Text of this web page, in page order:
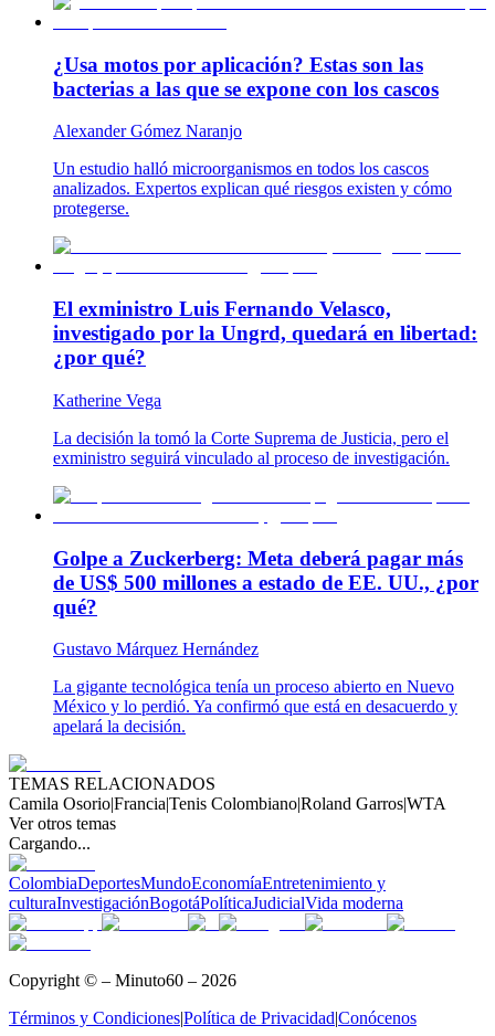
¿Usa motos por aplicación? Estas son las
bacterias a las que se expone con los cascos
Alexander Gómez Naranjo
Un estudio halló microorganismos en todos los cascos
analizados. Expertos explican qué riesgos existen y cómo
protegerse.
El exministro Luis Fernando Velasco,
investigado por la Ungrd, quedará en libertad:
¿por qué?
Katherine Vega
La decisión la tomó la Corte Suprema de Justicia, pero el
exministro seguirá vinculado al proceso de investigación.
Golpe a Zuckerberg: Meta deberá pagar más
de US$ 500 millones a estado de EE. UU., ¿por
qué?
Gustavo Márquez Hernández
La gigante tecnológica tenía un proceso abierto en Nuevo
México y lo perdió. Ya confirmó que está en desacuerdo y
apelará la decisión.
TEMAS RELACIONADOS
Camila Osorio|Francia|Tenis Colombiano|Roland Garros|WTA
Ver otros temas
Cargando...
ColombiaDeportesMundoEconomíaEntretenimiento y
culturaInvestigaciónBogotáPolíticaJudicialVida moderna
Copyright © – Minuto60 – 2026
Términos y Condiciones|Política de Privacidad|Conócenos